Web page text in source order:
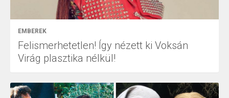
EMBEREK
Felismerhetetlen! Így nézett ki Voksán
Virág plasztika nélkül!